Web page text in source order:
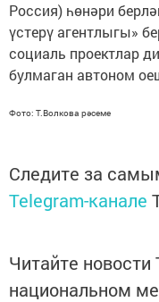
Россия) һөнәри
үстерү агентлыгы»
социаль проектлар
булмаган автоном
Фото: Т.Волкова рәсеме
Следите за
Telegram-канале
Читайте новости
национальном